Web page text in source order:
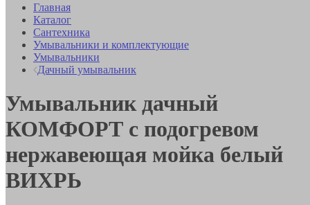
Главная
Каталог
Сантехника
Умывальники и комплектующие
Умывальники
Дачный умывальник
Умывальник дачный
КОМФОРТ с подогревом
нержавеющая мойка белый
ВИХРЬ